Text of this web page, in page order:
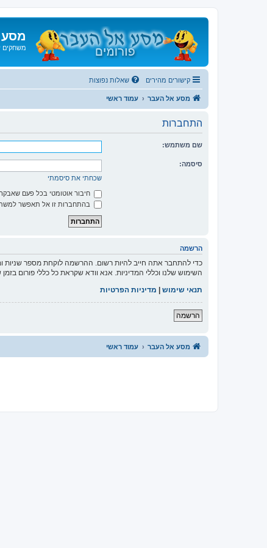
משחקים
קישורים מהירים שאלות נפוצות
מסע אל העבר עמוד ראשי
התחברות
שם משתמש:
סיסמה:
שכחתי את סיסמתי
חיבור אוטומטי בכל פעם
בהתחברות זו אל תאפשר
הרשמה
כדי להתחבר אתה חייב להיות רשום. ההרשמה לוקחת מספר שניות
השימוש שלנו וכללי המדיניות. אנא וודא שקראת כל כללי פורום
תנאי שימוש | מדיניות הפרטיות
הרשמה
מסע אל העבר עמוד ראשי